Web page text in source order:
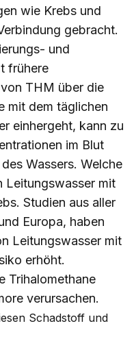
wie Krebs und
gebracht.
und
frühere
THM über die
mit dem täglichen
einhergeht, kann zu
im Blut
Wassers. Welche
Leitungswasser mit
Studien aus aller
Europa, haben
Leitungswasser mit
erhöht.
Trihalomethane
verursachen.
Schadstoff und